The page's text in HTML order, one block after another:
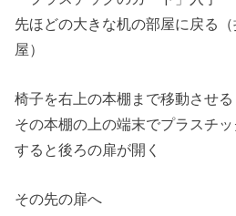
先ほどの大きな机の部屋に戻る
屋）
椅子を右上の本棚まで移動させる
その本棚の上の端末でプラスチ
すると後ろの扉が開く
その先の扉へ